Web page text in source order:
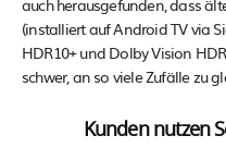
(installiert auf Android TV via
HDR10+ und Dolby Vision
schwer, an so viele Zufälle zu
Kunden nutzen